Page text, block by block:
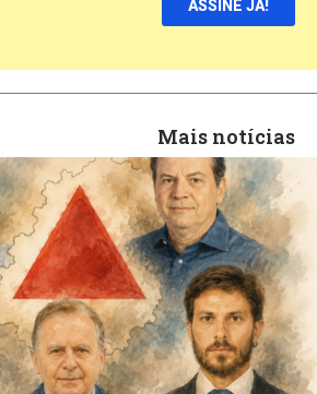
ASSINE JA!
Mais notícias